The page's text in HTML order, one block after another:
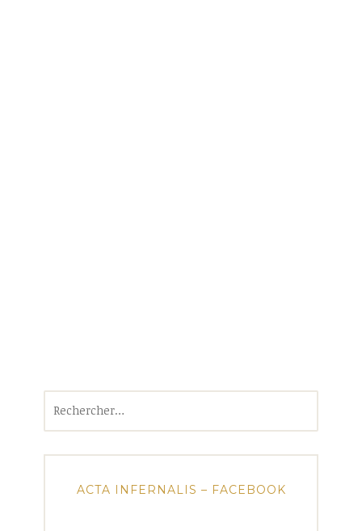
ACTA INFERNALIS – FACEBOOK